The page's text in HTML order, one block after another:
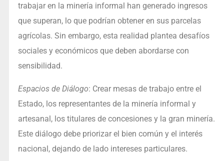
trabajar en la minería informal han generado ingresos
que superan, lo que podrían obtener en sus parcelas
agrícolas. Sin embargo, esta realidad plantea desafíos
sociales y económicos que deben abordarse con
sensibilidad.
Espacios de Diálogo: Crear mesas de trabajo entre el
Estado, los representantes de la minería informal y
artesanal, los titulares de concesiones y la gran minería.
Este diálogo debe priorizar el bien común y el interés
nacional, dejando de lado intereses particulares.